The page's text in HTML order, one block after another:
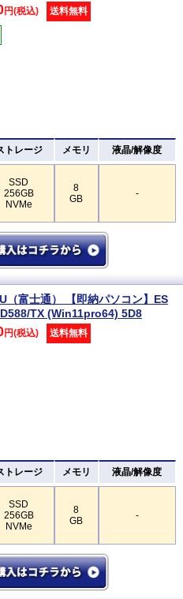
円(税込) 送料無料
トレージ メモリ 液晶/解像度
SSD
256GB
NVMe
8
GB
-
（富士通） 【即納パソコン】ES
TX (Win11pro64) 5D8
円(税込) 送料無料
トレージ メモリ 液晶/解像度
SSD
256GB
NVMe
8
GB
-